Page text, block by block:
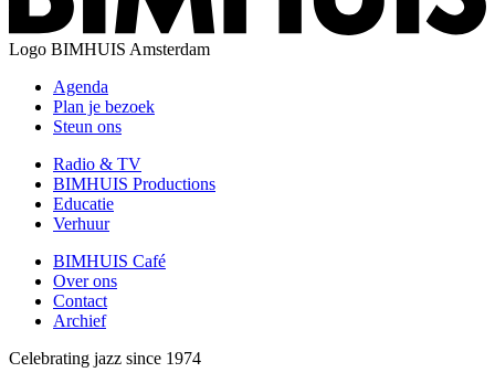
Logo BIMHUIS Amsterdam
Agenda
Plan je bezoek
Steun ons
Radio & TV
BIMHUIS Productions
Educatie
Verhuur
BIMHUIS Café
Over ons
Contact
Archief
Celebrating jazz since 1974